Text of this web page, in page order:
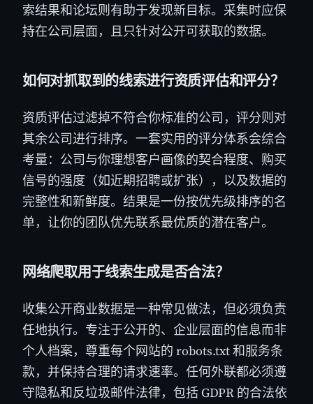
索结果和论坛则有助于发现新目标。采集时应保
持在公司层面，且只针对公开可获取的数据。
如何对抓取到的线索进行资质评估和评分？
资质评估过滤掉不符合你标准的公司，评分则对
其余公司进行排序。一套实用的评分体系会综合
考量：公司与你理想客户画像的契合程度、购买
信号的强度（如近期招聘或扩张），以及数据的
完整性和新鲜度。结果是一份按优先级排序的名
单，让你的团队优先联系最优质的潜在客户。
网络爬取用于线索生成是否合法？
收集公开商业数据是一种常见做法，但必须负责
任地执行。专注于公开的、企业层面的信息而非
个人档案，尊重每个网站的 robots.txt 和服务条
款，并保持合理的请求速率。任何外联都必须遵
守隐私和反垃圾邮件法律，包括 GDPR 的合法依